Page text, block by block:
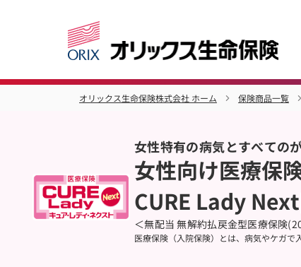
オリックス生命保険株式会社 ホーム 保険商品一覧
女性特有の病気とすべての
女性向け医療保
CURE Lady
＜無配当 無解約払戻金型医療保険
医療保険（入院保険）とは、病気やケガで